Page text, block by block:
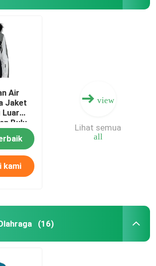
Air
Jaket
Luar
Bulu
kami
view
all
Lihat semua
(16)